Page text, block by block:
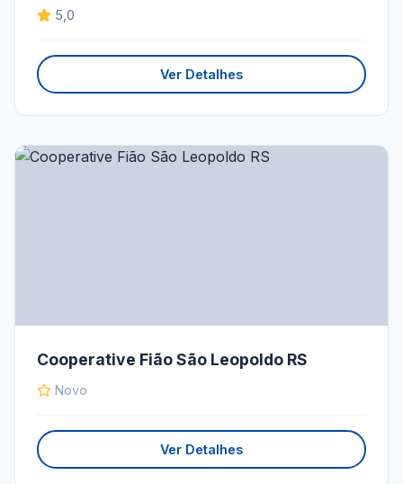
5,0
Ver Detalhes
Cooperative Fião São Leopoldo RS
Novo
Ver Detalhes